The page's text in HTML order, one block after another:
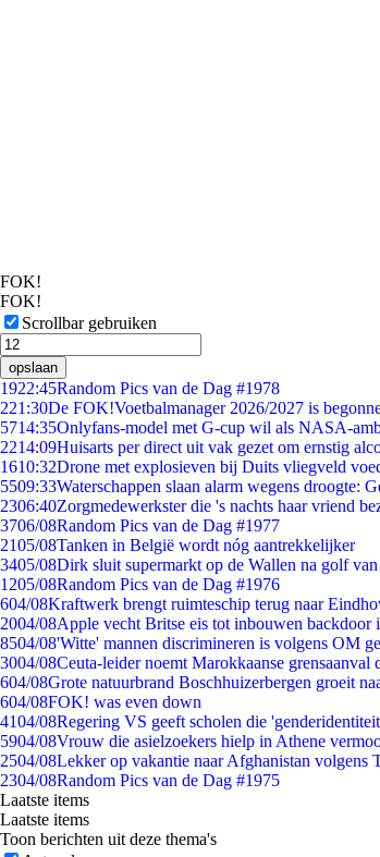
FOK!
FOK!
Scrollbar gebruiken
opslaan
1922:45Random Pics van de Dag #1978
221:30De FOK!Voetbalmanager 2026/2027 is
5714:35Onlyfans-model met G-cup wil als NASA-
2214:09Huisarts per direct uit vak gezet om ernstig
1610:32Drone met explosieven bij Duits vliegveld
5509:33Waterschappen slaan alarm wegens droogte:
2306:40Zorgmedewerkster die 's nachts haar vriend
3706/08Random Pics van de Dag #1977
2105/08Tanken in België wordt nóg aantrekkelijker
3405/08Dirk sluit supermarkt op de Wallen na golf van
1205/08Random Pics van de Dag #1976
604/08Kraftwerk brengt ruimteschip terug naar
2004/08Apple vecht Britse eis tot inbouwen backdoor
8504/08'Witte' mannen discrimineren is volgens OM
3004/08Ceuta-leider noemt Marokkaanse
604/08Grote natuurbrand Boschhuizerbergen groeit
604/08FOK! was even down
4104/08Regering VS geeft scholen die
5904/08Vrouw die asielzoekers hielp in Athene
2504/08Lekker op vakantie naar Afghanistan volgens
2304/08Random Pics van de Dag #1975
Laatste items
Laatste items
Toon berichten uit deze thema's